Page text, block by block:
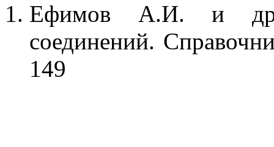
Ефимов А.И. и др.
соединений.
149